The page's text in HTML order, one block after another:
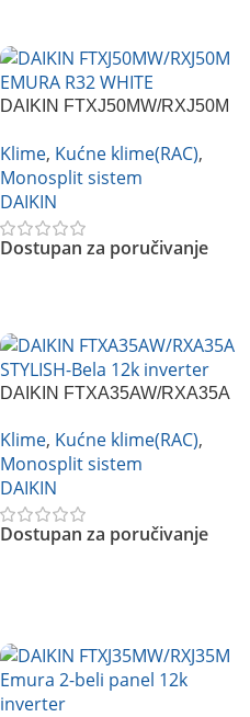
DAIKIN FTXJ50MW/RXJ50M
Klime, Kućne klime(RAC),
Monosplit sistem
DAIKIN
Dostupan za poručivanje
DAIKIN FTXA35AW/RXA35A
Klime, Kućne klime(RAC),
Monosplit sistem
DAIKIN
Dostupan za poručivanje